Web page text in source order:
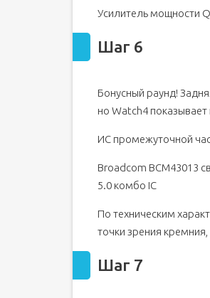
Усилитель мощности
Шаг 6
Бонусный раунд!
но Watch4
ИС промежуточной
Broadcom BCM43013
5.0 комбо IC
По техническим
точки зрения
Шаг 7